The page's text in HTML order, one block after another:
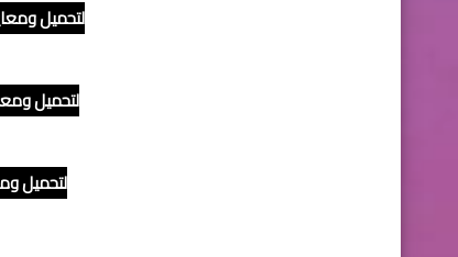
لتحميل
لتحميل
لتحميل